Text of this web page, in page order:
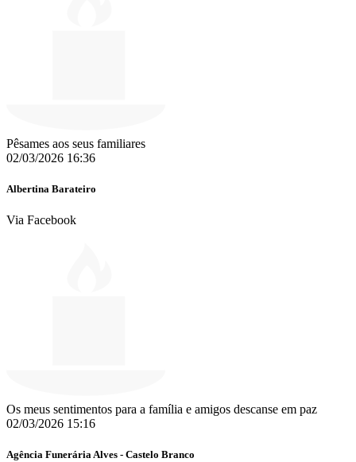
Pêsames aos seus familiares
02/03/2026 16:36
Albertina Barateiro
Via Facebook
Os meus sentimentos para a família e amigos descanse em paz
02/03/2026 15:16
Agência Funerária Alves - Castelo Branco